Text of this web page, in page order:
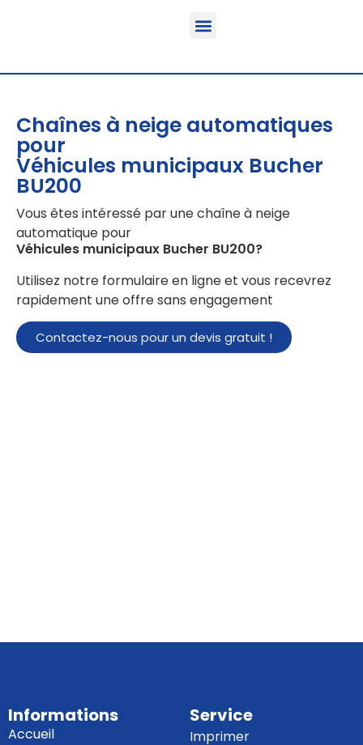
Chaînes à neige automatiques
pour
Véhicules municipaux Bucher
BU200
Vous êtes intéressé par une chaîne à neige
automatique pour
Véhicules municipaux Bucher BU200?
Utilisez notre formulaire en ligne et vous recevrez
rapidement une offre sans engagement
Contactez-nous pour un devis gratuit !
Informations
Accueil
Service
Imprimer